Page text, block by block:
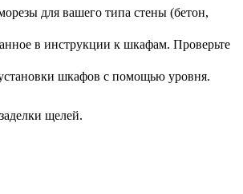
для вашего типа стены (бетон,
в инструкции к шкафам. Проверьте
шкафов с помощью уровня.
щелей.